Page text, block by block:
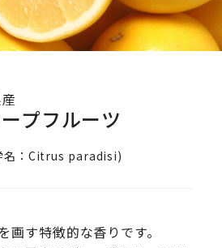
プフルーツ
名：Citrus paradisi)
画す特徴的な香りです。